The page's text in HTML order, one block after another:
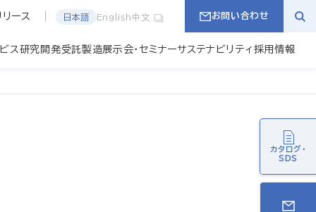
ース 日本語 English 中文 お問い合わせ
ス 研究開発受託製造展示会・セミナーサステナビリティ 採用情報
カタログ・
SDS